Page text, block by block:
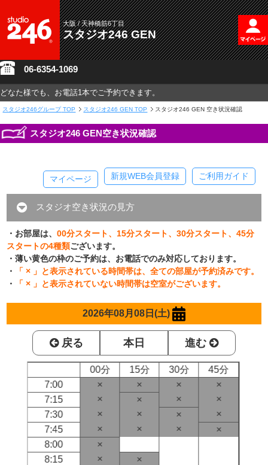
大阪 / 天神橋筋6丁目
スタジオ246 GEN
06-6354-1069
どなた様でも、お電話1本でご予約できます。
スタジオ246グループ TOP スタジオ246 GEN TOP スタジオ246 GEN 空き状況確認
スタジオ246 GEN空き状況確認
ご利用ガイド
新規WEB会員登録
マイページ
スタジオ空き状況の見方
・お部屋は、00分スタート、15分スタート、30分スタート、45分
スタートの4種類ございます。
・薄い黄色の枠のご予約は、お電話でのみ対応しております。
・
「 × 」と表示されている時間帯は、全ての部屋が予約済みです。
・
「 × 」と表示されていない時間帯は空室がございます。
2026年08月08日(土)
戻る 本日 進む
00分 15分 30分
45分
7:00
× × ×
×
7:15
× × ×
×
7:30
× × ×
×
7:45
× × ×
×
8:00
×
8:15
×
×